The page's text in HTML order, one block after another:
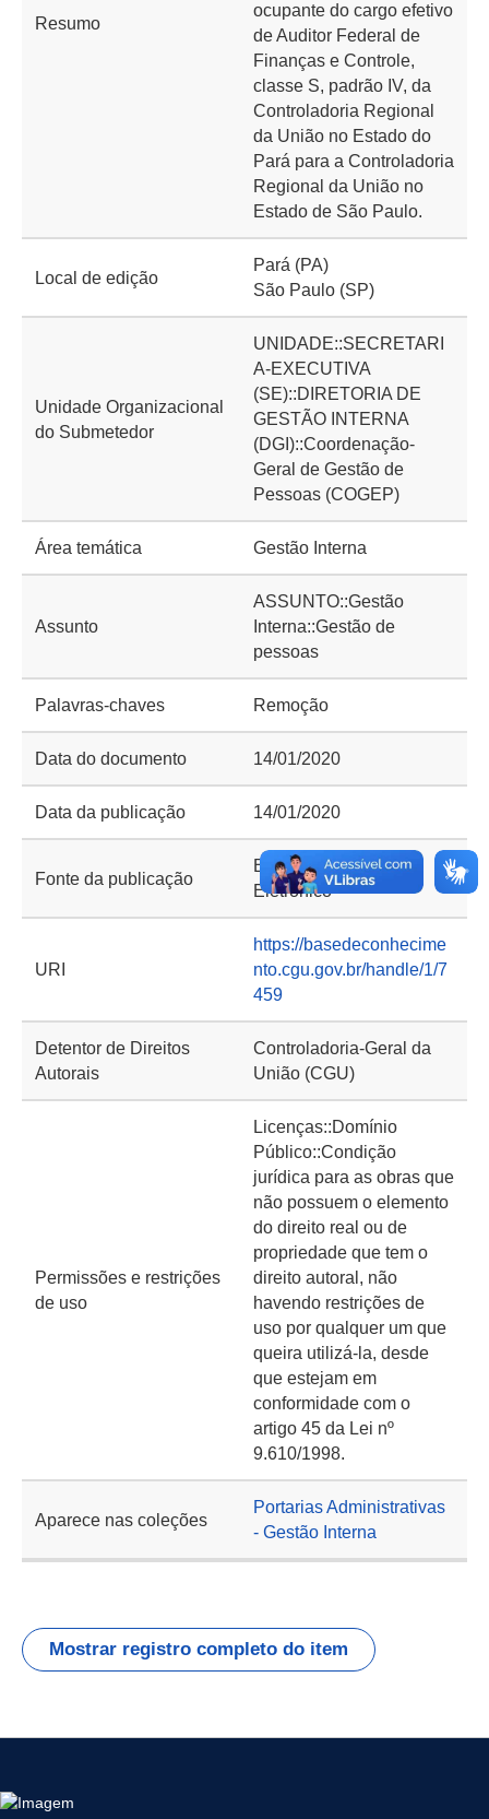
Resumo
ocupante do cargo efetivo
de Auditor Federal de
Finanças e Controle,
classe S, padrão IV, da
Controladoria Regional
da União no Estado do
Pará para a Controladoria
Regional da União no
Estado de São Paulo.
Local de edição
Pará (PA)
São Paulo (SP)
Unidade Organizacional
do Submetedor
UNIDADE::SECRETARI
A-EXECUTIVA
(SE)::DIRETORIA DE
GESTÃO INTERNA
(DGI)::Coordenação-
Geral de Gestão de
Pessoas (COGEP)
Área temática Gestão Interna
Assunto
ASSUNTO::Gestão
Interna::Gestão de
pessoas
Palavras-chaves Remoção
Data do documento 14/01/2020
Data da publicação 14/01/2020
Fonte da publicação
Boletim de Serviço
Eletrônico
URI
https://basedeconhecime
nto.cgu.gov.br/handle/1/7
459
Detentor de Direitos
Autorais
Controladoria-Geral da
União (CGU)
Permissões e restrições
de uso
Licenças::Domínio
Público::Condição
jurídica para as obras que
não possuem o elemento
do direito real ou de
propriedade que tem o
direito autoral, não
havendo restrições de
uso por qualquer um que
queira utilizá-la, desde
que estejam em
conformidade com o
artigo 45 da Lei nº
9.610/1998.
Aparece nas coleções
Portarias Administrativas
- Gestão Interna
Mostrar registro completo do item